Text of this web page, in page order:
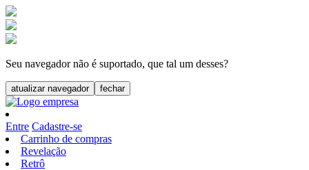
Seu navegador não é suportado, que tal um desses?
atualizar navegador fechar
Entre Cadastre-se
Carrinho de compras
Revelação
Retrô